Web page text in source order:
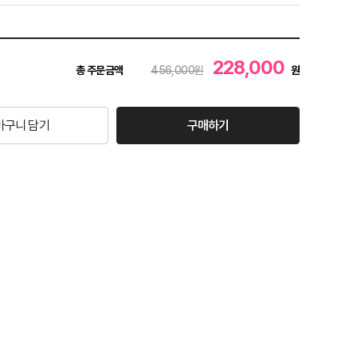
총 주문금액 456,000원 228,000 원
구니 담기 구매하기